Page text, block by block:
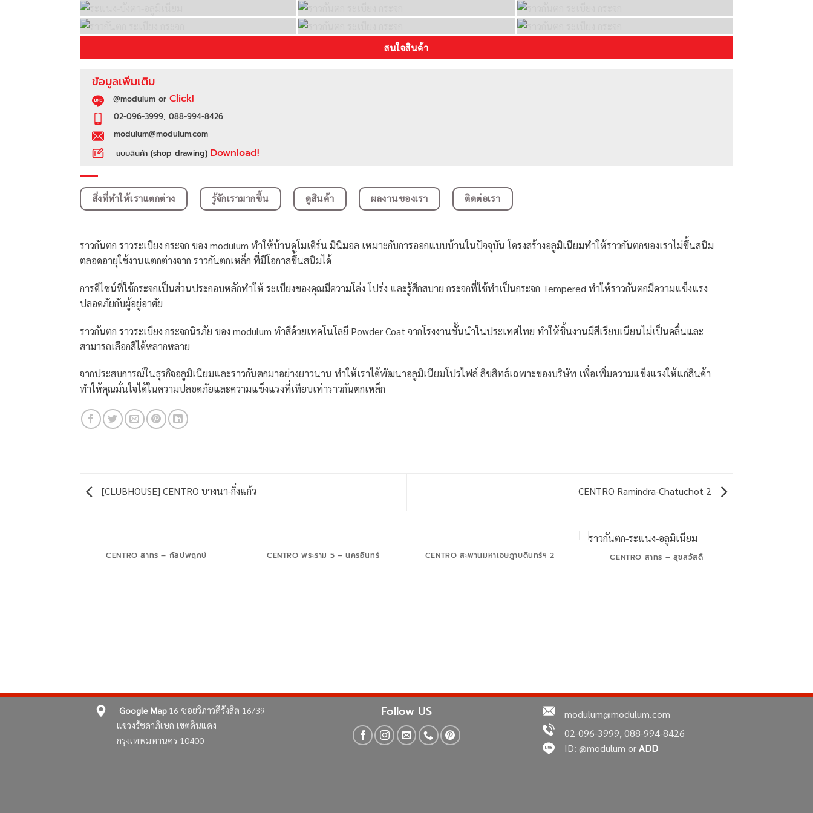
สนใจสินค้า
ข้อมูลเพิ่มเติม
@modulum or Click!
02-096-3999, 088-994-8426
modulum@modulum.com
แบบสินค้า (shop drawing) Download!
สิ่งที่ทำให้เราแตกต่าง รู้จักเรามากขึ้น ดูสินค้า ผลงานของเรา ติดต่อเรา
ราวกันตก ราวระเบียง กระจก ของ modulum ทำให้บ้านดูโมเดิร์น มินิมอล เหมาะกับการออกแบบบ้านในปัจจุบัน โครงสร้างอลูมิเนียมทำให้ราวกันตกของเราไม่ขึ้นสนิม
ตลอดอายุใช้งานแตกต่างจาก ราวกันตกเหล็ก ที่มีโอกาสขึ้นสนิมได้
การดีไซน์ที่ใช้กระจกเป็นส่วนประกอบหลักทำให้ ระเบียงของคุณมีความโล่ง โปร่ง และรู้สึกสบาย กระจกที่ใช้ทำเป็นกระจก Tempered ทำให้ราวกันตกมีความแข็งแรง
ปลอดภัยกับผู้อยู่อาศัย
ราวกันตก ราวระเบียง กระจกนิรภัย ของ modulum ทำสีด้วยเทคโนโลยี Powder Coat จากโรงงานชั้นนำในประเทศไทย ทำให้ชิ้นงานมีสีเรียบเนียนไม่เป็นคลื่นและ
สามารถเลือกสีได้หลากหลาย
จากประสบการณ์ในธุรกิจอลูมิเนียมและราวกันตกมาอย่างยาวนาน ทำให้เราได้พัฒนาอลูมิเนียมโปรไฟล์ ลิขสิทธ์เฉพาะของบริษัท เพื่อเพิ่มความแข็งแรงให้แก่สินค้า
ทำให้คุณมั่นใจได้ในความปลอดภัยและความแข็งแรงที่เทียบเท่าราวกันตกเหล็ก
[CLUBHOUSE] CENTRO บางนา-กิ่งแก้ว CENTRO Ramindra-Chatuchot 2
CENTRO สาทร – กัลปพฤกษ์ CENTRO พระราม 5 – นครอินทร์ CENTRO สะพานมหาเจษฎาบดินทร์ฯ 2 CENTRO สาทร – สุขสวัสดิ์
Google Map 16 ซอยวิภาวดีรังสิต 16/39
แขวงรัชดาภิเษก เขตดินแดง
กรุงเทพมหานคร 10400
Follow US
modulum@modulum.com
02-096-3999, 088-994-8426
ID: @modulum orADD